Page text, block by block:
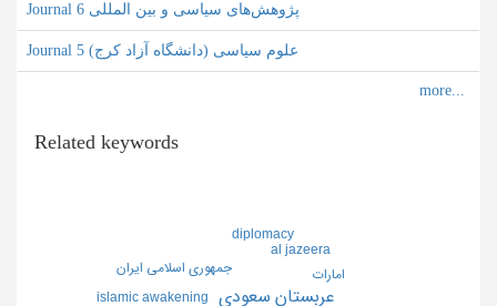
Journal پژوهش‌های سیاسی و بین المللی 6
Journal علوم سیاسی (دانشگاه آزاد کرج) 5
Related keywords
عربستان سعودي islamic awakening
امارات جمهوري اسلامي ايران
al jazeera
diplomacy